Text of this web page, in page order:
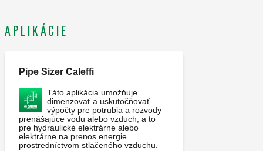
APLIKÁCIE
Pipe Sizer Caleffi
Táto aplikácia umožňuje
dimenzovať a uskutočňovať
výpočty pre potrubia a rozvody
prenášajúce vodu alebo vzduch, a to
pre hydraulické elektrárne alebo
elektrárne na prenos energie
prostredníctvom stlačeného vzduchu.